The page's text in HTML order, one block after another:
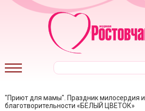
"Приют для мамы". Праздник милосердия и
благотворительности «БЕЛЫЙ ЦВЕТОК»